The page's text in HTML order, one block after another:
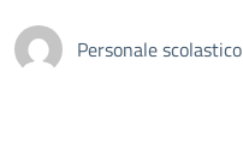
Personale scolastico